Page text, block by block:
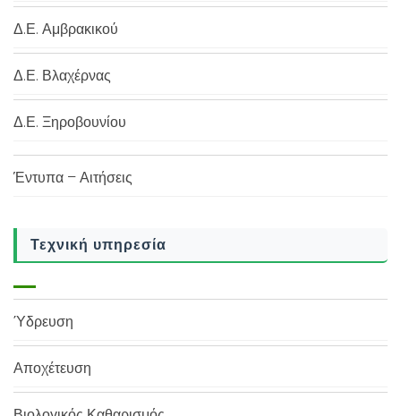
Δ.Ε. Αμβρακικού
Δ.Ε. Βλαχέρνας
Δ.Ε. Ξηροβουνίου
Έντυπα – Αιτήσεις
Τεχνική υπηρεσία
Ύδρευση
Αποχέτευση